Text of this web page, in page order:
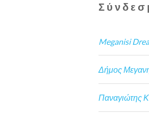
Meganisi
Δήμος
Παναγιώτης